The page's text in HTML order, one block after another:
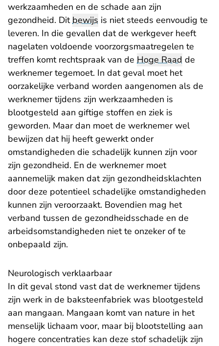
werkzaamheden en de schade aan zijn
gezondheid. Ditbewijs is niet steeds eenvoudig te
leveren. In die gevallen dat de werkgever heeft
nagelaten voldoende voorzorgsmaatregelen te
treffen komt rechtspraak van de Hoge Raad de
werknemer tegemoet. In dat geval moet het
oorzakelijke verband worden aangenomen als de
werknemer tijdens zijn werkzaamheden is
blootgesteld aan giftige stoffen en ziek is
geworden. Maar dan moet de werknemer wel
bewijzen dat hij heeft gewerkt onder
omstandigheden die schadelijk kunnen zijn voor
zijn gezondheid. En de werknemer moet
aannemelijk maken dat zijn gezondheidsklachten
door deze potentieel schadelijke omstandigheden
kunnen zijn veroorzaakt. Bovendien mag het
verband tussen de gezondheidsschade en de
arbeidsomstandigheden niet te onzeker of te
onbepaald zijn.
Neurologisch verklaarbaar
In dit geval stond vast dat de werknemer tijdens
zijn werk in de baksteenfabriek was blootgesteld
aan mangaan. Mangaan komt van nature in het
menselijk lichaam voor, maar bij blootstelling aan
hogere concentraties kan deze stof schadelijk zijn